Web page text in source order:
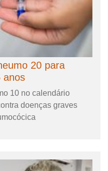
20 para
anos
10 no calendário
doenças graves